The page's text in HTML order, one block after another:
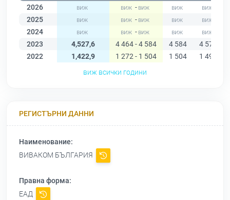
2026
-
2025
-
2024
-
2023
4,527,6 4 464 - 4 584 4 584 4 579
2022
1,422,9 1 272 - 1 504 1 504 1 498
виж всички години
РЕГИСТЪРНИ ДАННИ
Наименование:
ВИВАКОМ БЪЛГАРИЯ
Правна форма:
ЕАД